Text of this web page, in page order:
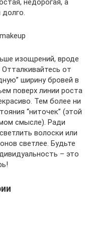
недорогая, а
изощрений, вроде
от
ширину бровей в
поверх линии роста
Тем более ни
“ниточек” (этой
смысле). Ради
волоски или
светлее. Будьте
– это